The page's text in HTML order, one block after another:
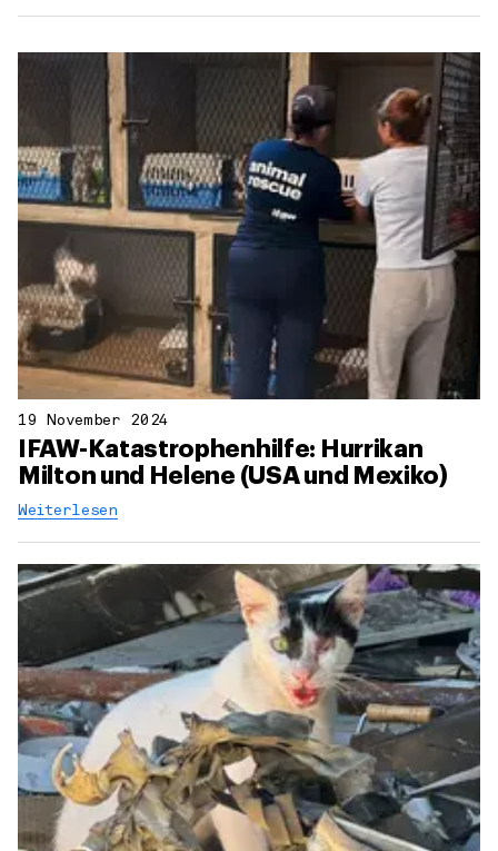
19 November 2024
IFAW-Katastrophenhilfe: Hurrikan
Milton und Helene (USA und Mexiko)
Weiterlesen